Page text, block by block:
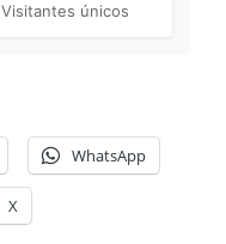
Visitantes únicos
WhatsApp
X